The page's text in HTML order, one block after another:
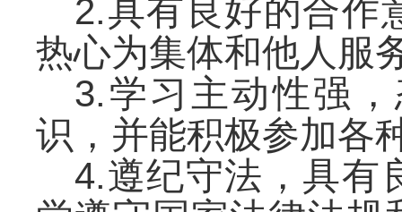
2.具有良好的合作
热心为集体和他人服
3.学习主动性强
识，并能积极参加各
4.遵纪守法，具有